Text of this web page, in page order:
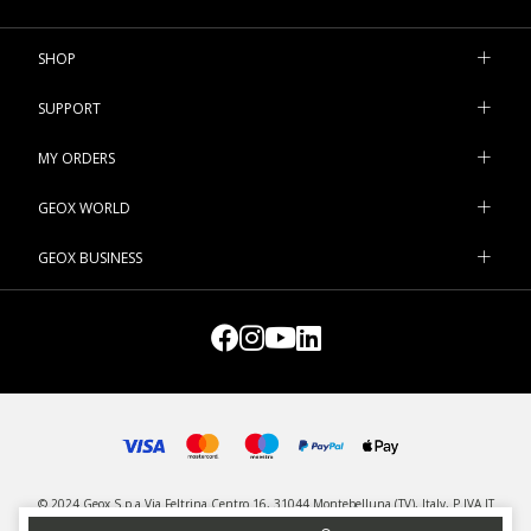
SHOP
SUPPORT
MY ORDERS
GEOX WORLD
GEOX BUSINESS
© 2024 Geox S.p.a Via Feltrina Centro 16, 31044 Montebelluna (TV), Italy, P.IVA IT
03348440268 - All rights reserved